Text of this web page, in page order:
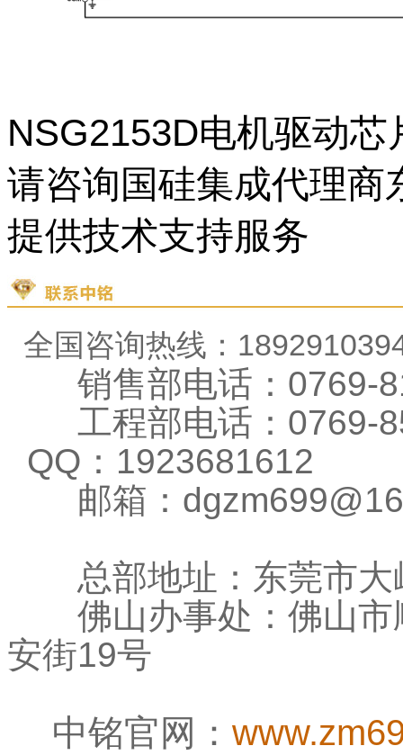
NSG2153D电机驱动芯
请咨询国硅集成代理商
提供技术支持服务
全国咨询热线：
销售部电话：0769-
工程部电话：0769-
QQ：1923681612
邮箱：
总部地址：东莞市大
佛山办事处：佛山市
安街19号
中铭官网：